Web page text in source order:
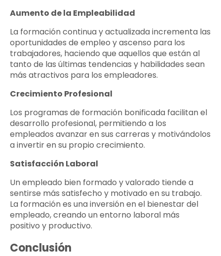
Aumento de la Empleabilidad
La formación continua y actualizada incrementa las
oportunidades de empleo y ascenso para los
trabajadores, haciendo que aquellos que están al
tanto de las últimas tendencias y habilidades sean
más atractivos para los empleadores.
Crecimiento Profesional
Los programas de formación bonificada facilitan el
desarrollo profesional, permitiendo a los
empleados avanzar en sus carreras y motivándolos
a invertir en su propio crecimiento.
Satisfacción Laboral
Un empleado bien formado y valorado tiende a
sentirse más satisfecho y motivado en su trabajo.
La formación es una inversión en el bienestar del
empleado, creando un entorno laboral más
positivo y productivo.
Conclusión